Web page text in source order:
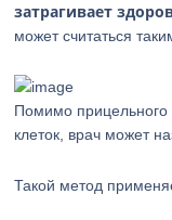
затрагивает
может считаться
Помимо прицельного
клеток, врач может
Такой метод